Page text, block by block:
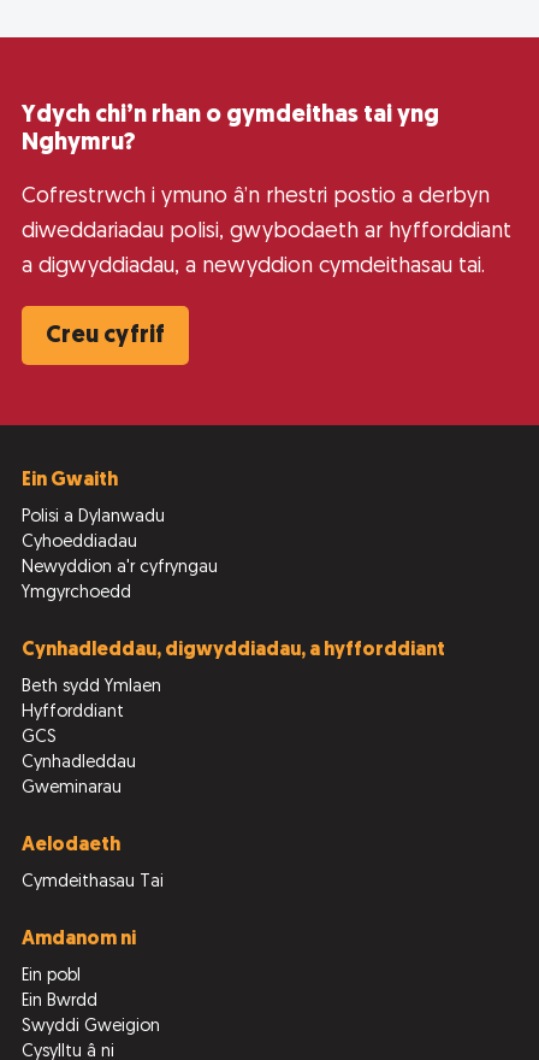
Ydych chi’n rhan o gymdeithas tai yng
Nghymru?
Cofrestrwch i ymuno â’n rhestri postio a derbyn
diweddariadau polisi, gwybodaeth ar hyfforddiant
a digwyddiadau, a newyddion cymdeithasau tai.
Creu cyfrif
Ein Gwaith
Polisi a Dylanwadu
Cyhoeddiadau
Newyddion a'r cyfryngau
Ymgyrchoedd
Cynhadleddau, digwyddiadau, a hyfforddiant
Beth sydd Ymlaen
Hyfforddiant
GCS
Cynhadleddau
Gweminarau
Aelodaeth
Cymdeithasau Tai
Amdanom ni
Ein pobl
Ein Bwrdd
Swyddi Gweigion
Cysylltu â ni